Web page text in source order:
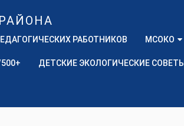
РАБОТНИКОВ МСОКО
ДЕТСКИЕ ЭКОЛОГИЧЕСКИЕ СОВЕТЫ